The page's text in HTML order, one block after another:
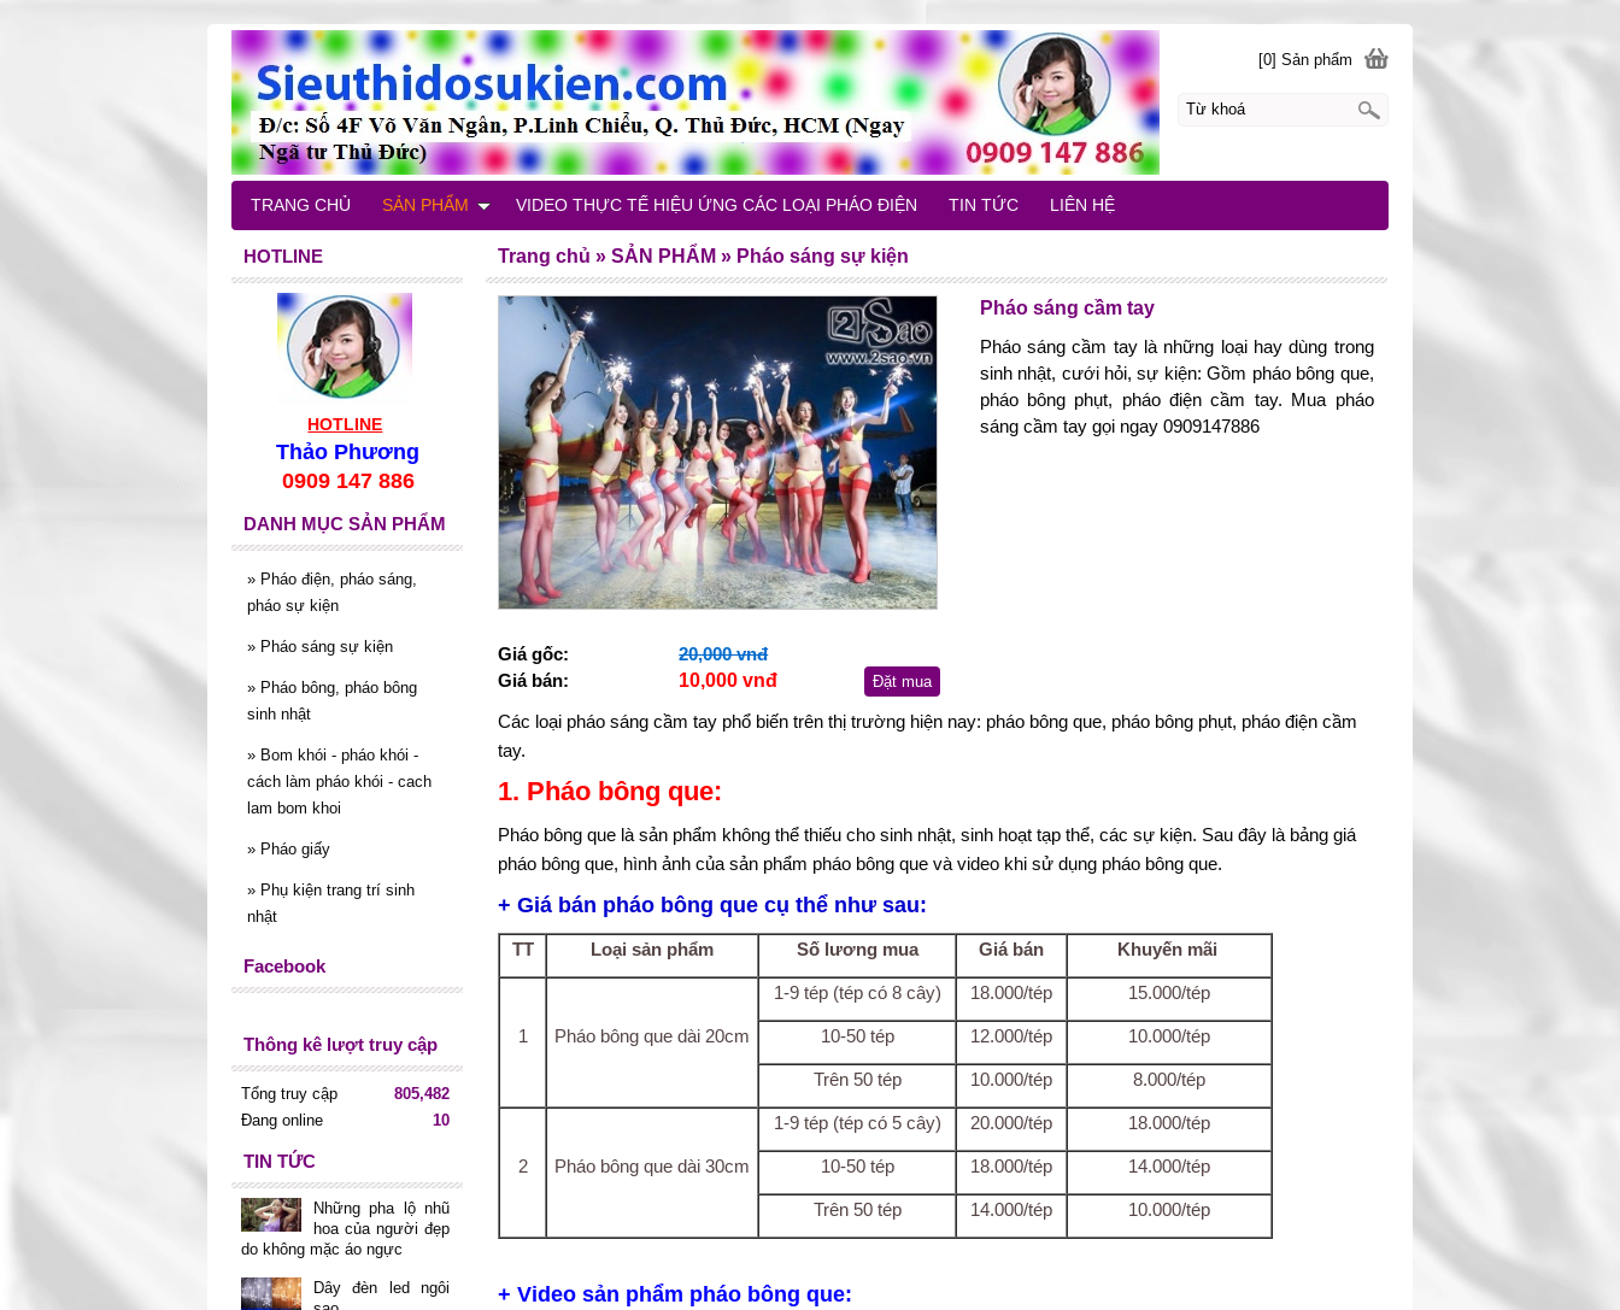
Pháo sáng cầm tay
Pháo sáng cầm tay là những loại hay dùng trong
sinh nhật, cưới hỏi, sự kiện: Gồm pháo bông que,
pháo bông phụt, pháo điện cầm tay. Mua pháo
sáng cầm tay gọi ngay 0909147886
Giá gốc:
20,000 vnđ
Giá bán:
10,000 vnđ Đặt mua
Các loại pháo sáng cầm tay phổ biến trên thị trường hiện nay: pháo bông que, pháo bông phụt, pháo điện cầm
tay.
1. Pháo bông que:
Pháo bông que là sản phẩm không thể thiếu cho sinh nhật, sinh hoạt tạp thể, các sự kiện. Sau đây là bảng giá
pháo bông que, hình ảnh của sản phẩm pháo bông que và video khi sử dụng pháo bông que.
+ Giá bán pháo bông que cụ thể như sau:
TT Loại sản phẩm Số lương mua Giá bán Khuyến mãi
1 Pháo bông que dài 20cm
1-9 tép (tép có 8 cây) 18.000/tép 15.000/tép
10-50 tép 12.000/tép 10.000/tép
Trên 50 tép 10.000/tép 8.000/tép
2 Pháo bông que dài 30cm
1-9 tép (tép có 5 cây) 20.000/tép 18.000/tép
10-50 tép 18.000/tép 14.000/tép
Trên 50 tép 14.000/tép 10.000/tép
+ Video sản phẩm pháo bông que:
Trang chủ »SẢN PHẨM » Pháo sáng sự kiện
HOTLINE
HOTLINE
Thảo Phương
0909 147 886
DANH MỤC SẢN PHẨM
» Pháo điện, pháo sáng,
pháo sự kiện
» Pháo sáng sự kiện
» Pháo bông, pháo bông
sinh nhật
» Bom khói - pháo khói -
cách làm pháo khói - cach
lam bom khoi
» Pháo giấy
» Phụ kiện trang trí sinh
nhật
Facebook
Thông kê lượt truy cập
Tổng truy cập
805,482
Đang online
10
TIN TỨC
Những pha lộ nhũ
hoa của người đẹp
do không mặc áo ngực
Dây đèn led ngôi
[0] Sản phẩm
TRANG CHỦ SẢN PHẨM VIDEO THỰC TẾ HIỆU ỨNG CÁC LOẠI PHÁO ĐIỆN TIN TỨC LIÊN HỆ